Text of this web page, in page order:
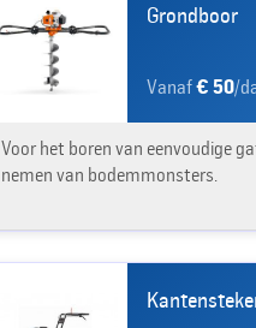
Grondboor
Vanaf€ 50/
Voor het boren van eenvoudige
nemen van bodemmonsters.